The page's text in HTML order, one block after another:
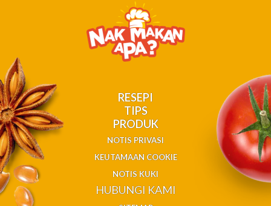
RESEPI
TIPS
PRODUK
NOTIS PRIVASI
KEUTAMAAN COOKIE
NOTIS KUKI
HUBUNGI KAMI